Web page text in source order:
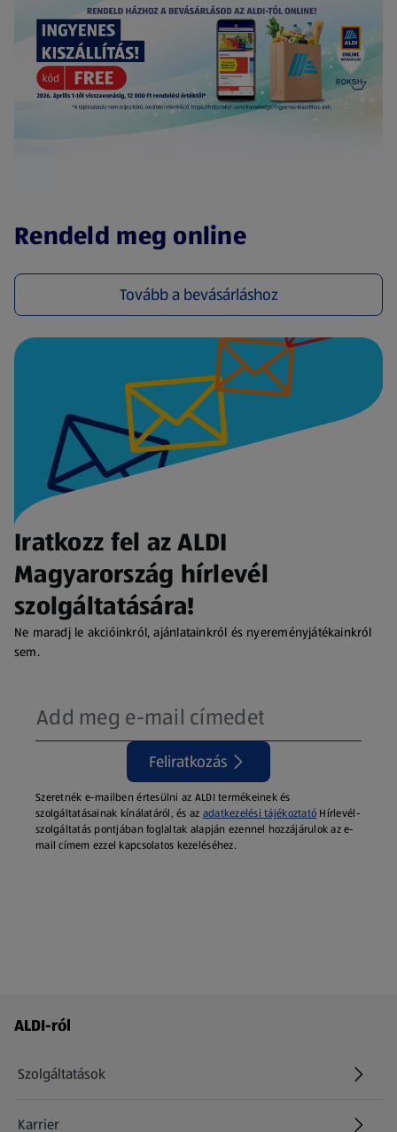
Rendeld meg online
Tovább a bevásárláshoz
(új oldalon nyílik meg)
Iratkozz fel az ALDI
Magyarország hírlevél
szolgáltatására!
Ne maradj le akcióinkról, ajánlatainkról és nyereményjátékainkról
sem.
Feliratkozás
Szeretnék e-mailben értesülni az ALDI termékeinek és
szolgáltatásainak kínálatáról, és az adatkezelési tájékoztató Hírlevél-
szolgáltatás pontjában foglaltak alapján ezennel hozzájárulok az e-
mail címem ezzel kapcsolatos kezeléséhez.
Láblécmenü - további linkek
ALDI-ról
Szolgáltatások
Karrier